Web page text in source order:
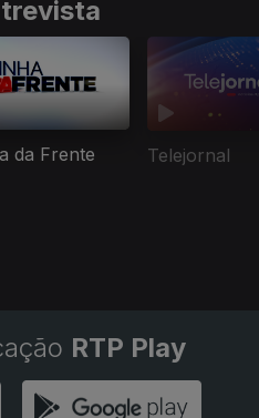
da Frente Telejornal
RTP Play